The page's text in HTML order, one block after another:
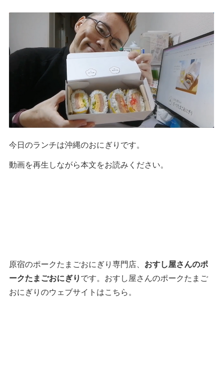
今日のランチは沖縄のおにぎりです。
動画を再生しながら本文をお読みください。
原宿のポークたまごおにぎり専門店、 おすし屋さんのポ
ークたまごおにぎりです。おすし屋さんのポークたまご
おにぎりのウェブサイトはこちら。